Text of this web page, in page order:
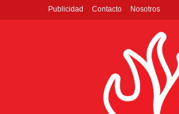
Publicidad Contacto Nosotros